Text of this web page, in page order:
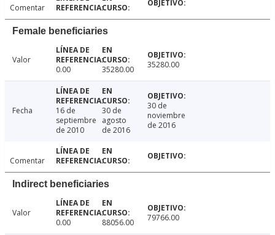
Comentar
Female beneficiaries
Valor
0.00
35280.00 35280.00
Fecha
16 de
septiembre
de 2010
30 de
agosto
de 2016
30 de
noviembre
de 2016
Comentar
Indirect beneficiaries
Valor
0.00
88056.00 79766.00